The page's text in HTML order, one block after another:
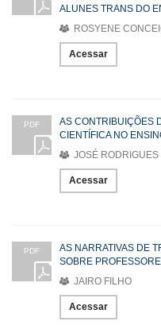
ALUNES TRANS DO
ROSYENE
Acessar
PDF
AS CONTRIBUIÇÕES
CIENTÍFICA NO
JOSÉ
Acessar
PDF
AS NARRATIVAS DE
SOBRE
JAIRO FILHO
Acessar